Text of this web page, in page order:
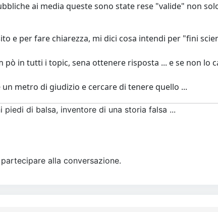
ai media queste sono state rese "valide" non
e per fare chiarezza, mi dici cosa intendi per "fini
pò in tutti i topic, sena ottenere risposta ... e se non lo
metro di giudizio e cercare di tenere quello ...
piedi di balsa, inventore di una storia falsa ...
alla conversazione.